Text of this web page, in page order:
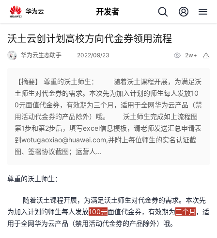
开发者
返
个
人
我
发
沃土云创计划高校方向代金券领用流程
华为云生态助手 2022/09/23 2w+
【摘要】 尊重的沃土师生： 随着沃土课程开展，为满足沃
土师生对代金券的需求。本次先为加入计划的师生每人发放10
0元面值代金券，有效期为三个月，适用于全网华为云产品（禁
用活动代金券的产品除外）哦。 沃土师生完成如上流程图
第1步和第2步后，填写excel信息模板，请老师发送汇总申请表
到wotugaoxiao@huawei.com,并附上每位师生的实名认证截
图、签署协议截图；运营人...
尊重的沃土师生：
随着沃土课程开展，为满足沃土师生对代金券的需求。本次先
为加入计划的师生每人发放100元面值代金券，有效期为三个月 ，适
用于全网华为云产品（禁用活动代金券的产品除外）哦。